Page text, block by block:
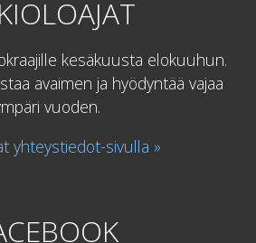
kesäkuusta elokuuhun.
avaimen ja hyödyntää vajaa
vuoden.
yhteystiedot-sivulla »